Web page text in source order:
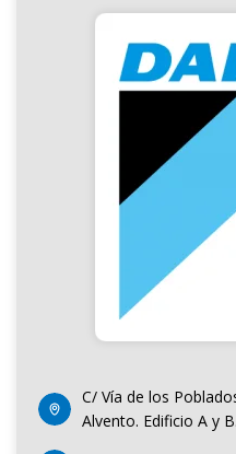
C/ Vía de los
Alvento. Edificio A y